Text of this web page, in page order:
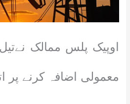
اوپیک پلس ممالک
معمولی اضافہ کرنے پر